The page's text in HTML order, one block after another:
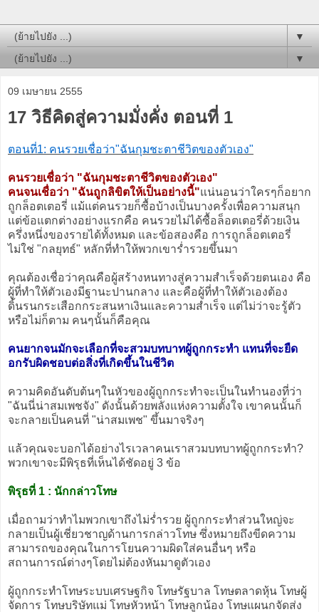
▼
▼
09 เมษายน 2555
17 วิธีคิดสู่ความมั่งคั่ง ตอนที่ 1
ตอนที่1: คนรวยเชื่อว่า"ฉันกุมชะตาชีวิตของตัวเอง"
คนรวยเชื่อว่า "ฉันกุมชะตาชีวิตของตัวเอง"
คนจนเชื่อว่า "ฉันถูกลิขิตให้เป็นอย่างนี้"แน่นอนว่าใครๆก็อยาก
ถูกล็อตเตอรี่ แม้แต่คนรวยก็ซื้อบ้างเป็นบางครั้งเพื่อความสนุก
แต่ข้อแตกต่างอย่างแรกคือ คนรวยไม่ได้ซื้อล็อตเตอรี่ด้วยเงิน
ครึ่งหนึ่งของรายได้ทั้งหมด และข้อสองคือ การถูกล็อตเตอรี่
ไม่ใช่ "กลยุทธ์" หลักที่ทำให้พวกเขาร่ำรวยขึ้นมา
คุณต้องเชื่อว่าคุณคือผู้สร้างหนทางสู่ความสำเร็จด้วยตนเอง คือ
ผู้ที่ทำให้ตัวเองมีฐานะปานกลาง และคือผู้ที่ทำให้ตัวเองต้อง
ดิ้นรนกระเสือกกระสนหาเงินและความสำเร็จ แต่ไม่ว่าจะรู้ตัว
หรือไม่ก็ตาม คนๆนั้นก็คือคุณ
คนยากจนมักจะเลือกที่จะสวมบทบาทผู้ถูกกระทำ แทนที่จะยืด
อกรับผิดชอบต่อสิ่งที่เกิดขึ้นในชีวิต
ความคิดอันดับต้นๆในหัวของผู้ถูกกระทำจะเป็นในทำนองที่ว่า
"ฉันนี่น่าสมเพชจัง" ดังนั้นด้วยพลังแห่งความตั้งใจ เขาคนนั้นก็
จะกลายเป็นคนที่ "น่าสมเพช" ขึ้นมาจริงๆ
แล้วคุณจะบอกได้อย่างไรเวลาคนเราสวมบทบาทผู้ถูกกระทำ?
พวกเขาจะมีพิรุธที่เห็นได้ชัดอยู่ 3 ข้อ
พิรุธที่ 1 : นักกล่าวโทษ
เมื่อถามว่าทำไมพวกเขาถึงไม่ร่ำรวย ผู้ถูกกระทำส่วนใหญ่จะ
กลายเป็นผู้เชี่ยวชาญด้านการกล่าวโทษ ซึ่งหมายถึงขีดความ
สามารถของคุณในการโยนความผิดใส่คนอื่นๆ หรือ
สถานการณ์ต่างๆโดยไม่ต้องหันมาดูตัวเอง
ผู้ถูกกระทำโทษระบบเศรษฐกิจ โทษรัฐบาล โทษตลาดหุ้น โทษผู้
จัดการ โทษบริษัทแม่ โทษหัวหน้า โทษลูกน้อง โทษแผนกจัดส่ง